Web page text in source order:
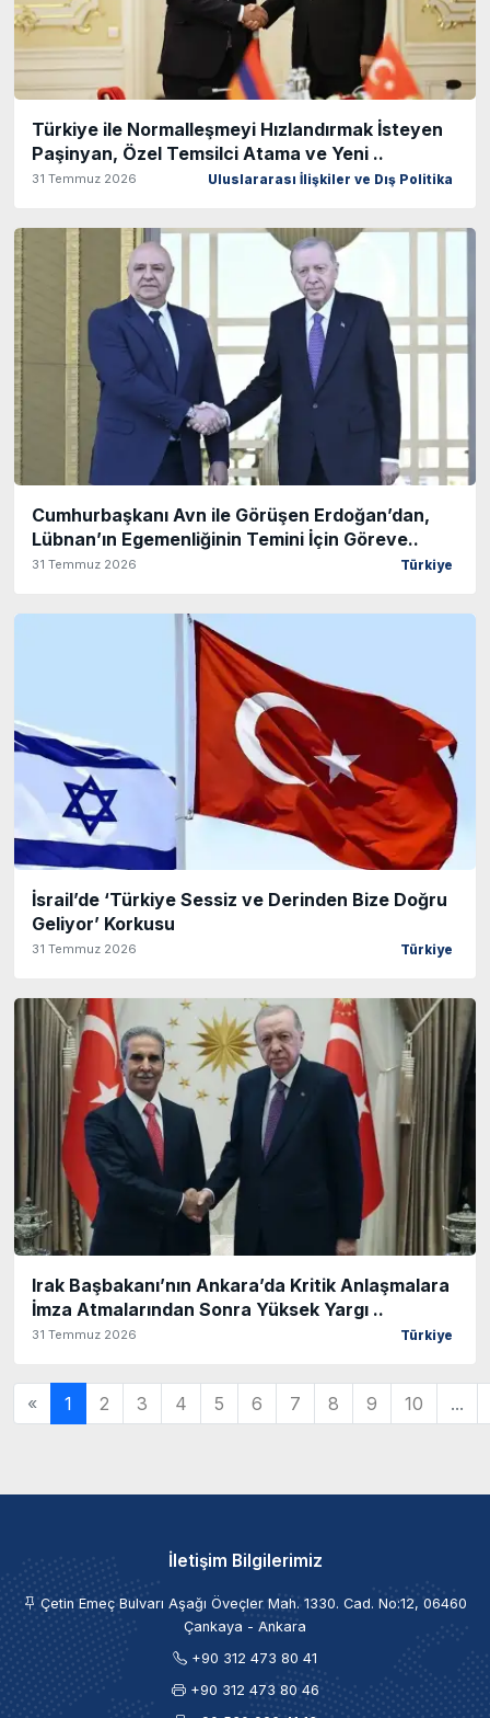
Türkiye ile Normalleşmeyi Hızlandırmak İsteyen
Paşinyan, Özel Temsilci Atama ve Yeni ..
31 Temmuz 2026 Uluslararası İlişkiler ve Dış Politika
Cumhurbaşkanı Avn ile Görüşen Erdoğan’dan,
Lübnan’ın Egemenliğinin Temini İçin Göreve..
31 Temmuz 2026 Türkiye
İsrail’de ‘Türkiye Sessiz ve Derinden Bize Doğru
Geliyor’ Korkusu
31 Temmuz 2026 Türkiye
Irak Başbakanı’nın Ankara’da Kritik Anlaşmalara
İmza Atmalarından Sonra Yüksek Yargı ..
31 Temmuz 2026 Türkiye
« 1 2 3 4 5 6 7 8 9 10 ...
İletişim Bilgilerimiz
Çetin Emeç Bulvarı Aşağı Öveçler Mah. 1330. Cad. No:12, 06460
Çankaya - Ankara
+90 312 473 80 41
+90 312 473 80 46